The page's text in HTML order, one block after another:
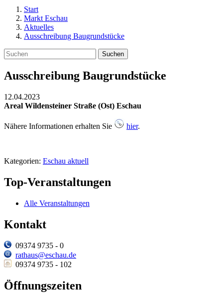
Start
Markt Eschau
Aktuelles
Ausschreibung Baugrundstücke
Suchen
Ausschreibung Baugrundstücke
12.04.2023
Areal Wildensteiner Straße (Ost) Eschau
Nähere Informationen erhalten Sie hier.
Kategorien: Eschau aktuell
Top-Veranstaltungen
Alle Veranstaltungen
Kontakt
09374 9735 - 0
rathaus@eschau.de
09374 9735 - 102
Öffnungszeiten